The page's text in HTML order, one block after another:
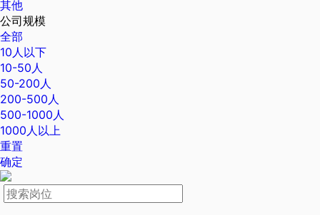
其他
公司规模
全部
10人以下
10-50人
50-200人
200-500人
500-1000人
1000人以上
重置
确定